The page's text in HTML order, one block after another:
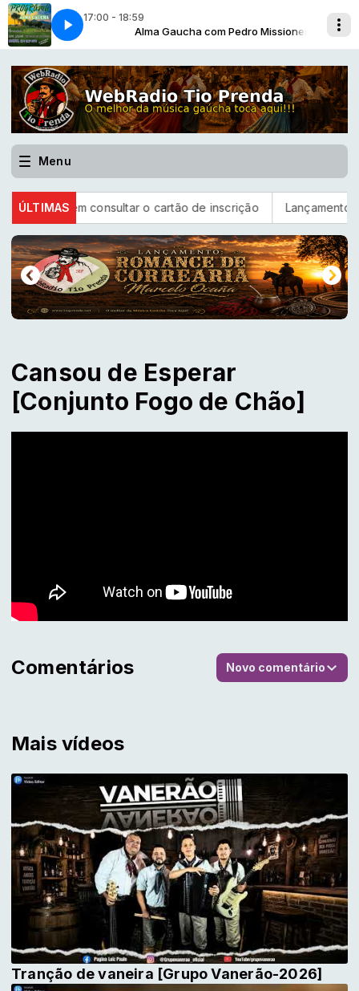
17:00 - 18:59
Alma Gaucha com Pedro Missioneiro
04 ALMA GAUCHA -08-08-BLC-04
Menu
ÚLTIMAS
consultar o cartão de inscrição Lançamento - Grupo
Cansou de Esperar
[Conjunto Fogo de Chão]
Mais vídeos
Tranção de vaneira [Grupo Vanerão-2026]
Comentários Novo comentário